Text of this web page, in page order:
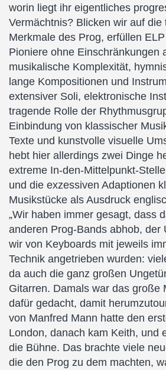
worin liegt ihr eigentliches
Vermächtnis? Blicken wir auf die
Merkmale des Prog, erfüllen
Pioniere ohne Einschränkungen
musikalische Komplexität,
lange Kompositionen und
extensiver Soli, elektronische
tragende Rolle der
Einbindung von klassischer
Texte und kunstvolle visuelle
hebt hier allerdings zwei Dinge
extreme In-den-Mittelpunkt-
und die exzessiven Adaptionen
Musikstücke als Ausdruck
„Wir haben immer gesagt, dass
anderen Prog-Bands abhob, der
wir von Keyboards mit jeweils
Technik angetrieben wurden:
da auch die ganz großen
Gitarren. Damals war das große
dafür gedacht, damit
von Manfred Mann hatte den
London, danach kam Keith, und
die Bühne. Das brachte viele
die den Prog zu dem machten,